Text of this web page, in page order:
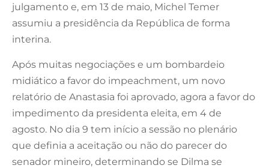
julgamento e, em 13 de maio, Michel Temer
assumiu a presidência da República de forma
interina.
Após muitas negociações e um bombardeio
midiático a favor do impeachment, um novo
relatório de Anastasia foi aprovado, agora a favor do
impedimento da presidenta eleita, em 4 de
agosto. No dia 9 tem início a sessão no plenário
que definia a aceitação ou não do parecer do
senador mineiro, determinando se Dilma se